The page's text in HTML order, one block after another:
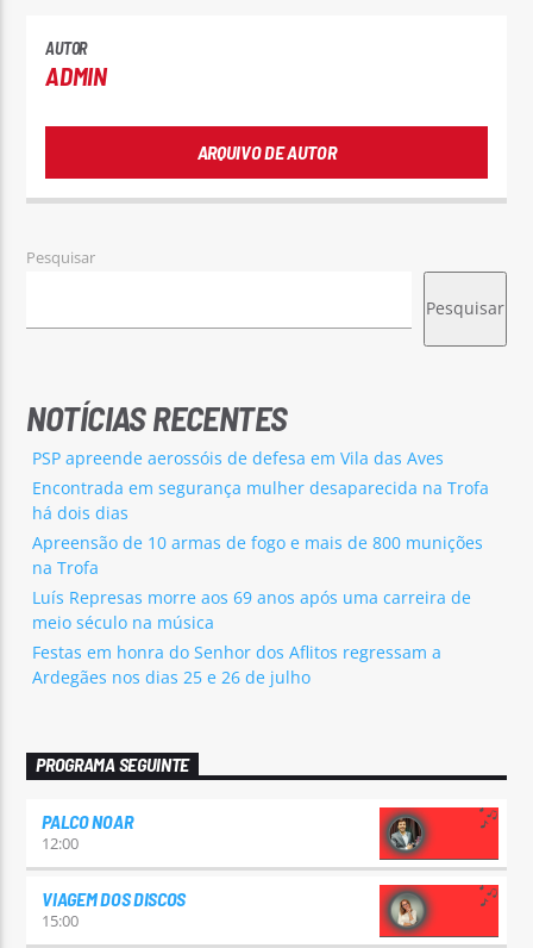
AUTOR
ADMIN
ARQUIVO DE AUTOR
Pesquisar
Pesquisar
NOTÍCIAS RECENTES
PSP apreende aerossóis de defesa em Vila das Aves
Encontrada em segurança mulher desaparecida na Trofa
há dois dias
Apreensão de 10 armas de fogo e mais de 800 munições
na Trofa
Luís Represas morre aos 69 anos após uma carreira de
meio século na música
Festas em honra do Senhor dos Aflitos regressam a
Ardegães nos dias 25 e 26 de julho
PROGRAMA SEGUINTE
PALCO NOAR
12:00
VIAGEM DOS DISCOS
15:00